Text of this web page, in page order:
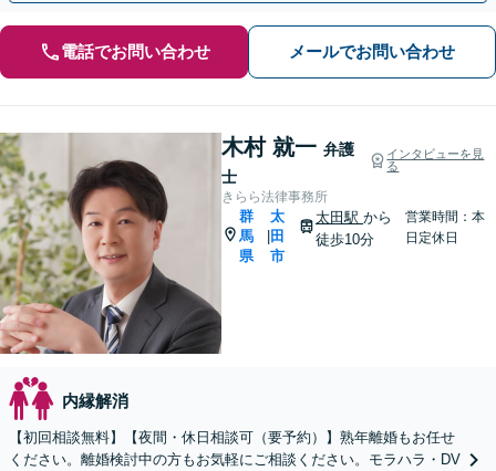
電話でお問い合わせ メールでお問い合わせ
木村 就一 弁護
士
インタビューを見
る
きらら法律事務所
群
馬
県
太
田
市
太田駅 から
徒歩10分
営業時間：本
日定休日
内縁解消
【初回相談無料】【夜間・休日相談可（要予約）】熟年離婚もお任せ
ください。離婚検討中の方もお気軽にご相談ください。モラハラ・DV